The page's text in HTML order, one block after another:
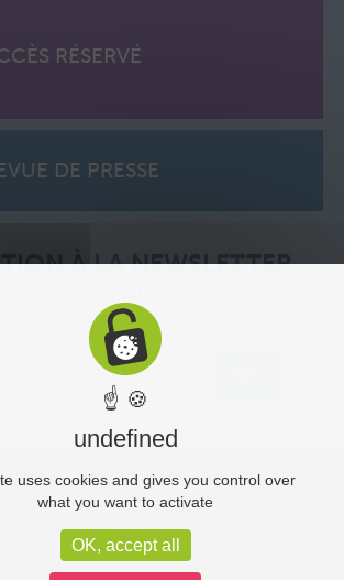
RÉSERVÉ
DE PRESSE
À LA NEWSLETTER
abonnés.
Plan du site
Administration
☝ 🍪
undefined
uses cookies and gives you control over
what you want to activate
OK, accept all